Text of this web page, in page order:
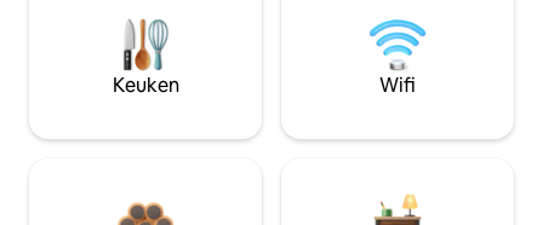
Keuken Wifi